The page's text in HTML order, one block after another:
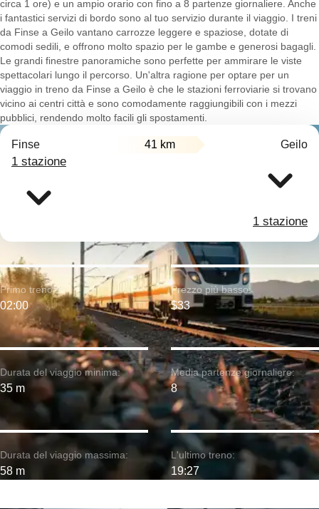
circa 1 ore) e un ampio orario con fino a 8 partenze giornaliere. Anche
i fantastici servizi di bordo sono al tuo servizio durante il viaggio. I treni
da Finse a Geilo vantano carrozze leggere e spaziose, dotate di
comodi sedili, e offrono molto spazio per le gambe e generosi bagagli.
Le grandi finestre panoramiche sono perfette per ammirare le viste
spettacolari lungo il percorso. Un'altra ragione per optare per un
viaggio in treno da Finse a Geilo è che le stazioni ferroviarie si trovano
vicino ai centri città e sono comodamente raggiungibili con i mezzi
pubblici, rendendo molto facili gli spostamenti.
Finse 41 km Geilo
1 stazione
1 stazione
Durata del viaggio minima:
35 m
Primo treno:
02:00
Durata del viaggio massima:
58 m
Prezzo più basso:
$33
Media partenze giornaliere:
8
L'ultimo treno:
19:27